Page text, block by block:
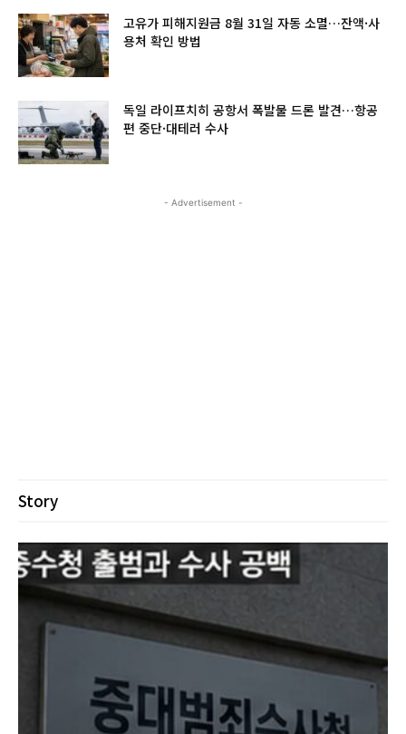
고유가 피해지원금 8월 31일 자동 소멸…잔액·사
용처 확인 방법
독일 라이프치히 공항서 폭발물 드론 발견…항공
편 중단·대테러 수사
- Advertisement -
Story